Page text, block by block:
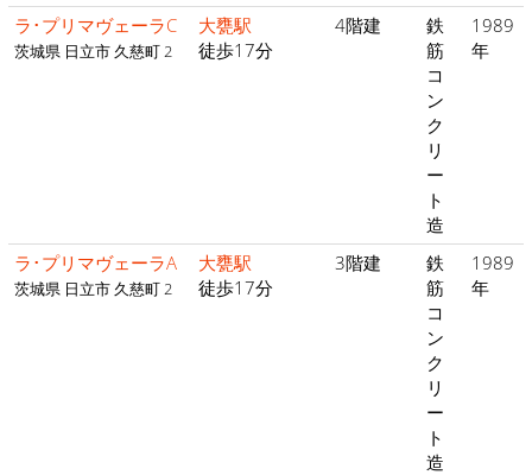
ラ･プリマヴェーラC
茨城県 日立市 久慈町 2
大甕駅
徒歩17分
4階建
鉄
筋
コ
ン
ク
リ
ー
ト
造
1989
年
ラ･プリマヴェーラA
茨城県 日立市 久慈町 2
大甕駅
徒歩17分
3階建
鉄
筋
コ
ン
ク
リ
ー
ト
造
1989
年